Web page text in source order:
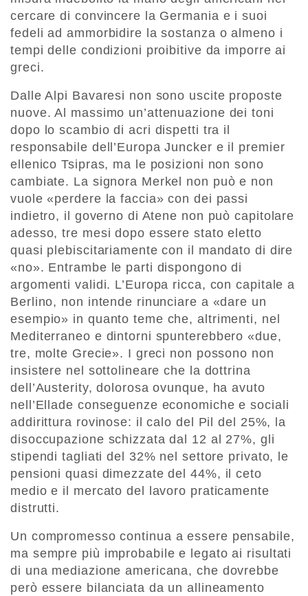
cercare di convincere la Germania e i suoi
fedeli ad ammorbidire la sostanza o almeno i
tempi delle condizioni proibitive da imporre ai
greci.
Dalle Alpi Bavaresi non sono uscite proposte
nuove. Al massimo un’attenuazione dei toni
dopo lo scambio di acri dispetti tra il
responsabile dell’Europa Juncker e il premier
ellenico Tsipras, ma le posizioni non sono
cambiate. La signora Merkel non può e non
vuole «perdere la faccia» con dei passi
indietro, il governo di Atene non può capitolare
adesso, tre mesi dopo essere stato eletto
quasi plebiscitariamente con il mandato di dire
«no». Entrambe le parti dispongono di
argomenti validi. L’Europa ricca, con capitale a
Berlino, non intende rinunciare a «dare un
esempio» in quanto teme che, altrimenti, nel
Mediterraneo e dintorni spunterebbero «due,
tre, molte Grecie». I greci non possono non
insistere nel sottolineare che la dottrina
dell’Austerity, dolorosa ovunque, ha avuto
nell’Ellade conseguenze economiche e sociali
addirittura rovinose: il calo del Pil del 25%, la
disoccupazione schizzata dal 12 al 27%, gli
stipendi tagliati del 32% nel settore privato, le
pensioni quasi dimezzate del 44%, il ceto
medio e il mercato del lavoro praticamente
distrutti.
Un compromesso continua a essere pensabile,
ma sempre più improbabile e legato ai risultati
di una mediazione americana, che dovrebbe
però essere bilanciata da un allineamento